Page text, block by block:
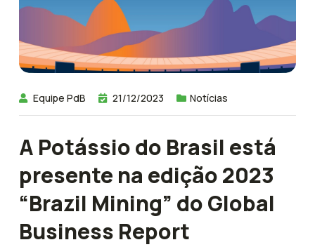
Equipe PdB 21/12/2023 Notícias
A Potássio do Brasil está
presente na edição 2023
“Brazil Mining” do Global
Business Report